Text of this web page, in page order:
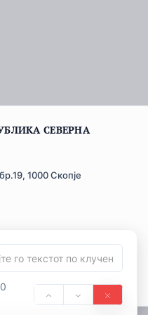
СЕВЕРНА
1000 Скопје